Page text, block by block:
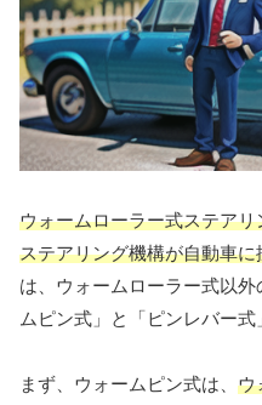
ウォームローラー式ステア
ステアリング機構が自動車
は、ウォームローラー式以
ムピン式」と「ピンレバー式
まず、ウォームピン式は、 ウ